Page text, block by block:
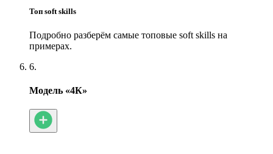
Топ soft skills
Подробно разберём самые топовые soft skills на
примерах.
6.
Модель «4К»